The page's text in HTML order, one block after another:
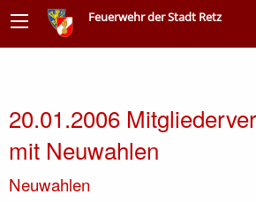
Feuerwehr der Stadt Retz
20.01.2006
mit Neuwahlen
Neuwahlen